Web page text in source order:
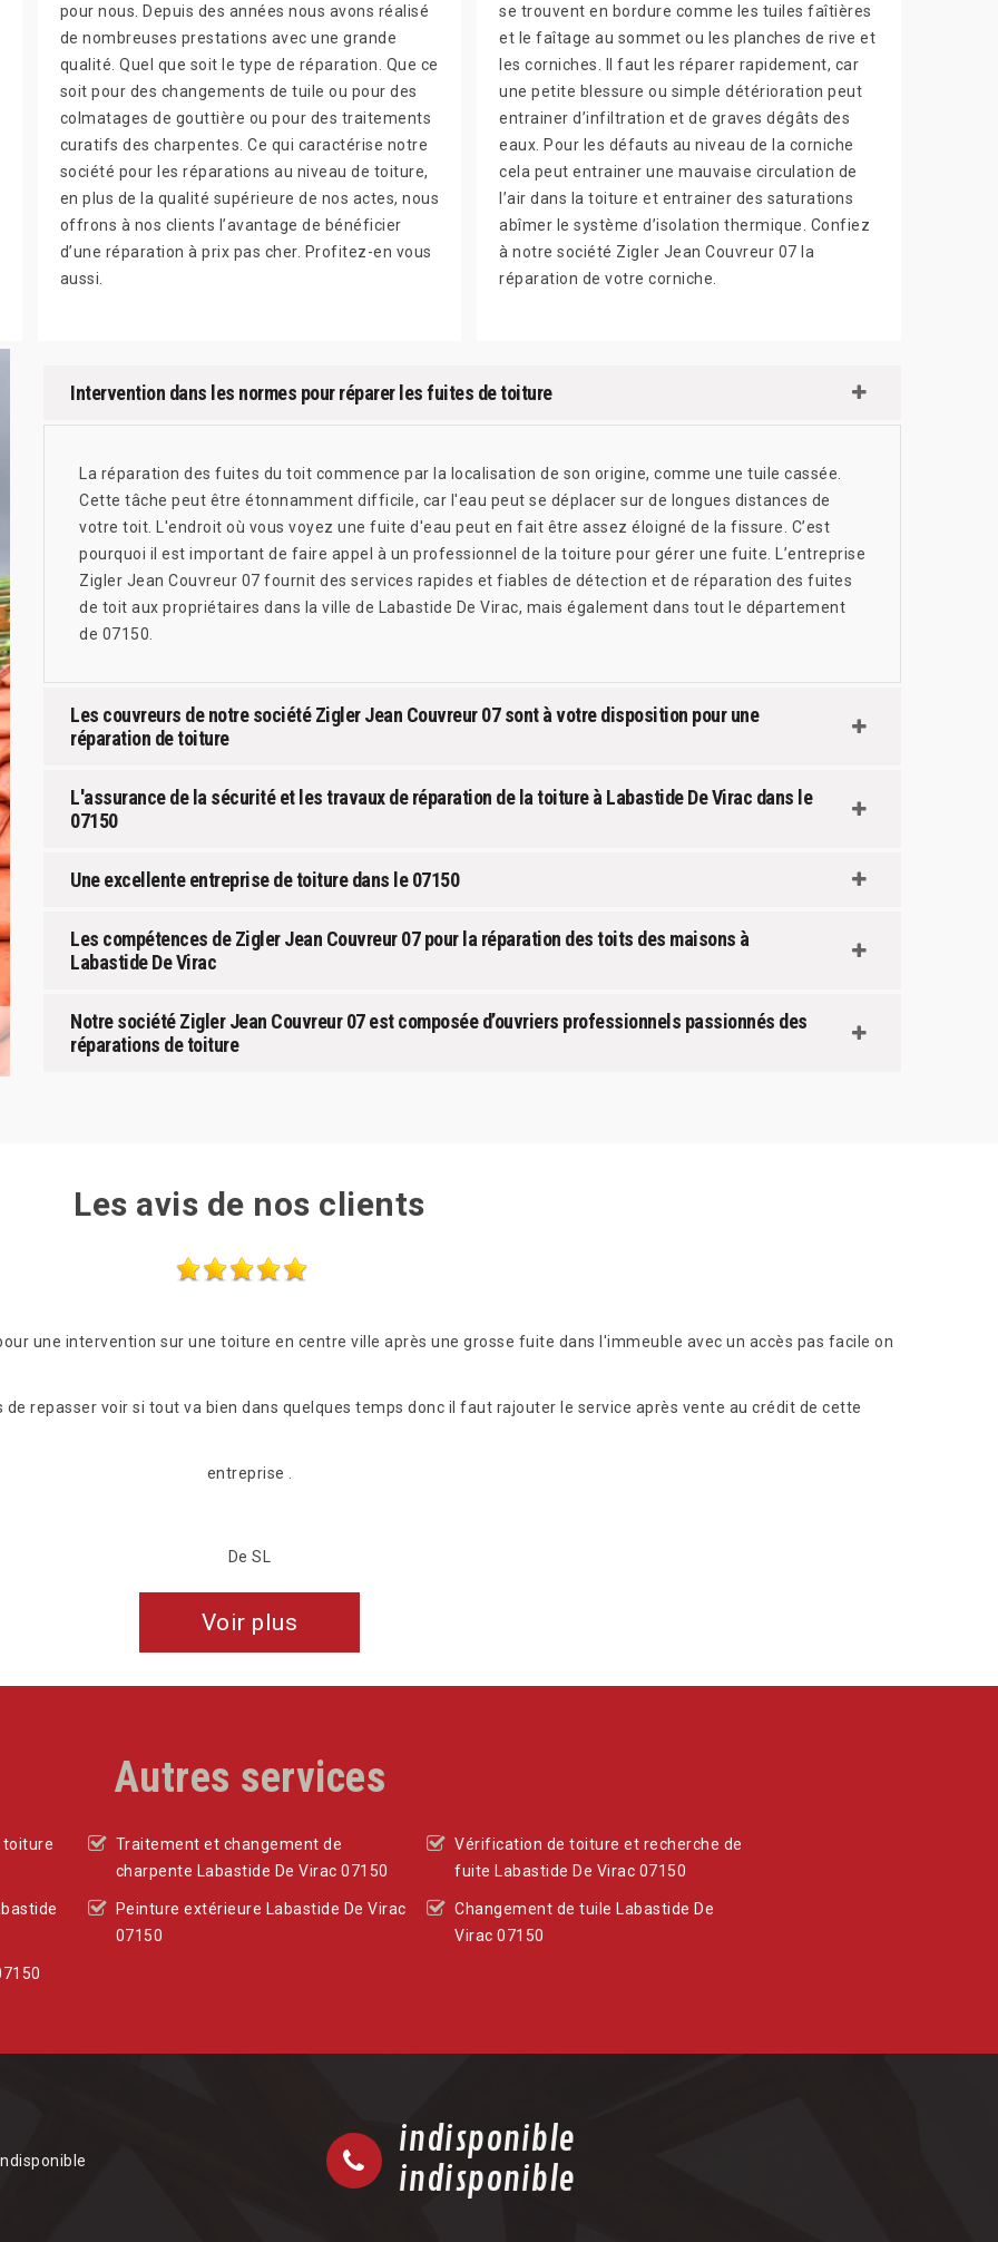
pour nous. Depuis des années nous avons réalisé
de nombreuses prestations avec une grande
qualité. Quel que soit le type de réparation. Que ce
soit pour des changements de tuile ou pour des
colmatages de gouttière ou pour des traitements
curatifs des charpentes. Ce qui caractérise notre
société pour les réparations au niveau de toiture,
en plus de la qualité supérieure de nos actes, nous
offrons à nos clients l’avantage de bénéficier
d’une réparation à prix pas cher. Profitez-en vous
aussi.
se trouvent en bordure comme les tuiles faîtières
et le faîtage au sommet ou les planches de rive et
les corniches. Il faut les réparer rapidement, car
une petite blessure ou simple détérioration peut
entrainer d’infiltration et de graves dégâts des
eaux. Pour les défauts au niveau de la corniche
cela peut entrainer une mauvaise circulation de
l’air dans la toiture et entrainer des saturations
abîmer le système d’isolation thermique. Confiez
à notre société Zigler Jean Couvreur 07 la
réparation de votre corniche.
Intervention dans les normes pour réparer les fuites de toiture
La réparation des fuites du toit commence par la localisation de son origine, comme une tuile cassée.
Cette tâche peut être étonnamment difficile, car l'eau peut se déplacer sur de longues distances de
votre toit. L'endroit où vous voyez une fuite d'eau peut en fait être assez éloigné de la fissure. C’est
pourquoi il est important de faire appel à un professionnel de la toiture pour gérer une fuite. L’entreprise
Zigler Jean Couvreur 07 fournit des services rapides et fiables de détection et de réparation des fuites
de toit aux propriétaires dans la ville de Labastide De Virac, mais également dans tout le département
de 07150.
Les couvreurs de notre société Zigler Jean Couvreur 07 sont à votre disposition pour une
réparation de toiture
L'assurance de la sécurité et les travaux de réparation de la toiture à Labastide De Virac dans le
07150
Une excellente entreprise de toiture dans le 07150
Les compétences de Zigler Jean Couvreur 07 pour la réparation des toits des maisons à
Labastide De Virac
Notre société Zigler Jean Couvreur 07 est composée d’ouvriers professionnels passionnés des
réparations de toiture
Les avis de nos clients
une intervention sur une toiture en centre ville après une grosse fuite dans l'immeuble avec un accès pas facile on
repasser voir si tout va bien dans quelques temps donc il faut rajouter le service après vente au crédit de cette
entreprise .
De SL
Voir plus
Autres services
toiture
Traitement et changement de
charpente Labastide De Virac 07150
Peinture extérieure Labastide De Virac
07150
Vérification de toiture et recherche de
fuite Labastide De Virac 07150
Changement de tuile Labastide De
Virac 07150
indisponible
indisponible